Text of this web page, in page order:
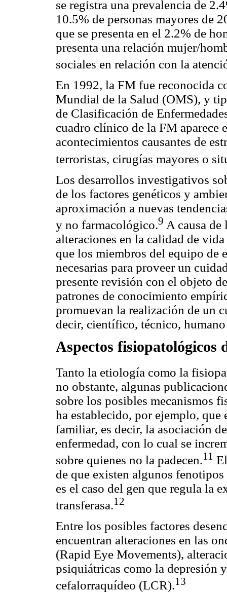
se registra una prevalencia de
10.5% de personas mayores de
que se presenta en el 2.2% de
presenta una relación mujer/
sociales en relación con la
En 1992, la FM fue reconocida
Mundial de la Salud (OMS), y
de Clasificación de
cuadro clínico de la FM aparece
acontecimientos causantes de
terroristas, cirugías mayores o
Los desarrollos investigativos
de los factores genéticos y
aproximación a nuevas
y no farmacológico.9 A causa
alteraciones en la calidad de
que los miembros del equipo de
necesarias para proveer un
presente revisión con el objeto
patrones de conocimiento
promuevan la realización de un
decir, científico, técnico,
Aspectos fisiopatológicos
Tanto la etiología como la
no obstante, algunas
sobre los posibles mecanismos
ha establecido, por ejemplo, que
familiar, es decir, la asociación
enfermedad, con lo cual se
sobre quienes no la padecen.11
de que existen algunos
es el caso del gen que regula la
transferasa.12
Entre los posibles factores
encuentran alteraciones en las
(Rapid Eye Movements),
psiquiátricas como la depresión
cefalorraquídeo (LCR).13